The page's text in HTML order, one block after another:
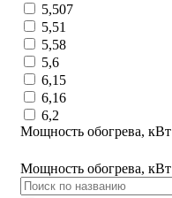
5,507
5,51
5,58
5,6
6,15
6,16
6,2
Мощность обогрева, кВт
Мощность обогрева, кВт